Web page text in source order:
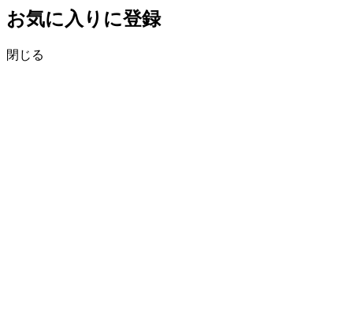
お気に入りに登録
閉じる